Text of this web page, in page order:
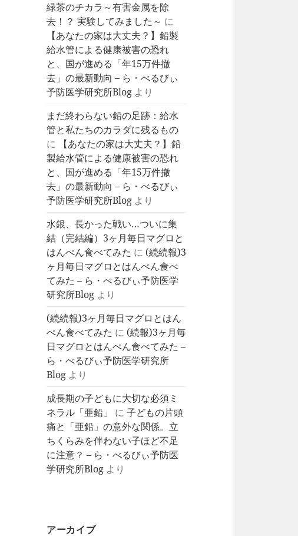
緑茶のチカラ～有害金属を除
去！？ 実験してみました～ に
【あなたの家は大丈夫？】鉛製
給水管による健康被害の恐れ
と、国が進める「年15万件撤
去」の最新動向 – ら・べるびぃ
予防医学研究所Blog より
まだ終わらない鉛の足跡：給水
管と私たちのカラダに残るもの
に
【あなたの家は大丈夫？】鉛
製給水管による健康被害の恐れ
と、国が進める「年15万件撤
去」の最新動向 – ら・べるびぃ
予防医学研究所Blog より
水銀、長かった戦い…ついに集
結（完結編）3ヶ月毎日マグロと
はんぺん食べてみた に (続続報)3
ヶ月毎日マグロとはんぺん食べ
てみた – ら・べるびぃ予防医学
研究所Blog より
(続続報)3ヶ月毎日マグロとはん
ぺん食べてみた に (続報)3ヶ月毎
日マグロとはんぺん食べてみた –
ら・べるびぃ予防医学研究所
Blog より
成長期の子どもに大切な必須ミ
ネラル「亜鉛」
に子どもの片頭
痛と「亜鉛」の意外な関係。立
ちくらみを伴わない子ほど不足
に注意？ – ら・べるびぃ予防医
学研究所Blog より
アーカイブ